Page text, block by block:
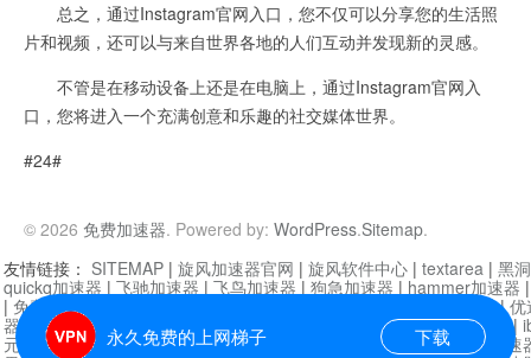
总之，通过Instagram官网入口，您不仅可以分享您的生活照
片和视频，还可以与来自世界各地的人们互动并发现新的灵感。
不管是在移动设备上还是在电脑上，通过Instagram官网入
口，您将进入一个充满创意和乐趣的社交媒体世界。
#24#
© 2026 免费加速器. Powered by: WordPress.Sitemap.
永久免费的上网梯子 下载
友情链接： SITEMAP | 旋风加速器官网 | 旋风软件中心 | textarea | 黑
quickq加速器 | 飞驰加速器 | 飞鸟加速器 | 狗急加速器 | hammer加速器
| 免费vqn加速外网 迷雾通|优
器| 快柠檬加速器 |黑洞加速 |falemon 快橙加速器|anycast加速器 |
元机场加速器 |一元机场|老王加速器 | 白石山|
小牛加速